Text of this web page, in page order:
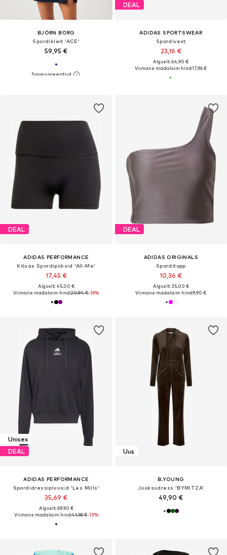
BJÖRN BORG
Spordikleit 'ACE'
59,95 €
DEAL
ADIDAS SPORTSWEAR
Spordivest
23,16 €
Algselt: 64,90 €
Viimane madalaim hind:17,96 €
DEAL
ADIDAS PERFORMANCE
Kitsas Spordipüksid 'All-Me'
17,45 €
Algselt: 45,00 €
Viimane madalaim hind:20,94 €-16%
DEAL
ADIDAS ORIGINALS
Sporditopp
10,36 €
Algselt: 35,00 €
Viimane madalaim hind:9,90 €
Unisex
DEAL
ADIDAS PERFORMANCE
Spordidressipluusid 'Les Mills'
35,69 €
Algselt: 69,90 €
Viimane madalaim hind:41,18 €-13%
Uus
B.YOUNG
Jooksudress 'BYMITZA'
49,90 €